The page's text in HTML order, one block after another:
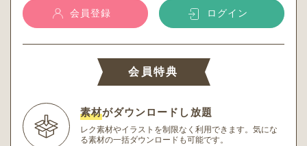
会員登録 ログイン
会員特典
素材がダウンロードし放題
レク素材やイラストを制限なく利用できます。 気にな
る素材の一括ダウンロードも可能です。